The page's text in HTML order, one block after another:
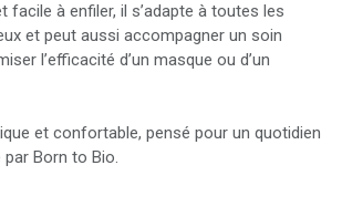
facile à enfiler, il s’adapte à toutes les
et peut aussi accompagner un soin
l’efficacité d’un masque ou d’un
et confortable, pensé pour un quotidien
Born to Bio.